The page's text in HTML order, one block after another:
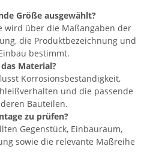
Größe ausgewählt?
wird über die Maßangaben der
die Produktbezeichnung und
bestimmt.
Material?
Korrosionsbeständigkeit,
und die passende
Bauteilen.
zu prüfen?
Gegenstück, Einbauraum,
sowie die relevante Maßreihe